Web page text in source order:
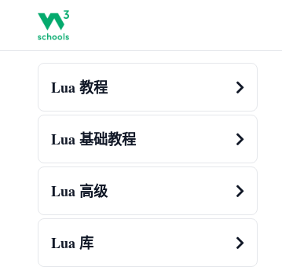
Lua 教程
Lua 基础教程
Lua 高级
Lua 库